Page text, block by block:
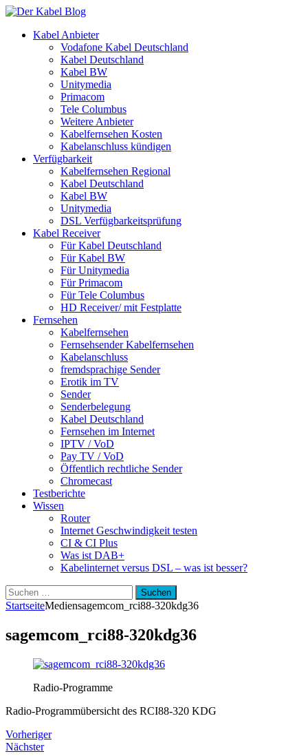
Kabel Anbieter
Vodafone Kabel Deutschland
Kabel Deutschland
Kabel BW
Unitymedia
Primacom
Tele Columbus
Weitere Anbieter
Kabelfernsehen Kosten
Kabelanschluss kündigen
Verfügbarkeit
Kabelfernsehen Regional
Kabel Deutschland
Kabel BW
Unitymedia
DSL Verfügbarkeitsprüfung
Kabel Receiver
Für Kabel Deutschland
Für Kabel BW
Für Unitymedia
Für Primacom
Für Tele Columbus
HD Receiver/ mit Festplatte
Fernsehen
Kabelfernsehen
Fernsehsender Kabelfernsehen
Kabelanschluss
fremdsprachige Sender
Erotik im TV
Sender
Senderbelegung
Kabel Deutschland
Fernsehen im Internet
IPTV / VoD
Pay TV / VoD
Öffentlich rechtliche Sender
Chromecast
Testberichte
Wissen
Router
Internet Geschwindigkeit testen
CI & CI Plus
Was ist DAB+
Kabelinternet versus DSL – was ist besser?
Suchen
nach:
StartseiteMediensagemcom_rci88-320kdg36
sagemcom_rci88-320kdg36
Radio-Programme
Radio-Programmübersicht des RCI88-320 KDG
Vorheriger
Nächster